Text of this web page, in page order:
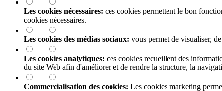
Les cookies nécessaires: ces cookies permettent le bon
cookies nécessaires.
Les cookies des médias sociaux: vous permet de visualiser,
Les cookies analytiques: ces cookies recueillent des
du site Web afin d'améliorer et de rendre la structure, la
Commercialisation des cookies: Les cookies marketing